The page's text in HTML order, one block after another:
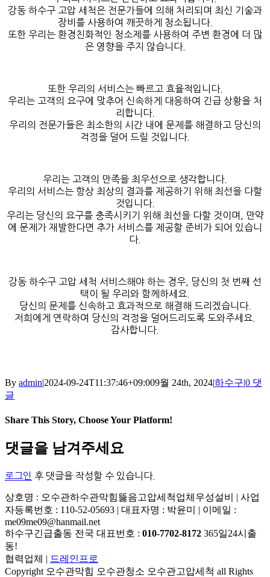
강동 하수구 고압 세척은 전문가들에 의해 처리되며 최신 기술과
장비를 사용하여 깨끗하게 청소됩니다.
또한 우리는 환경친화적인 청소제를 사용하여 주변 환경에 더 많
은 영향을 주지 않습니다.
또한 우리의 서비스는 빠르고 효율적입니다.
우리는 고객의 요구에 맞추어 신속하게 대응하여 긴급 상황을 처
리합니다.
우리의 전문가들은 최소한의 시간 내에 문제를 해결하고 당신의
걱정을 덜어 드릴 것입니다.
우리는 고객의 만족을 최우선으로 생각합니다.
우리의 서비스는 항상 최상의 결과를 제공하기 위해 최선을 다할
것입니다.
우리는 당신의 요구를 충족시키기 위해 최선을 다할 것이며, 만약
에 문제가 재발한다면 추가 서비스를 제공할 준비가 되어 있습니
다.
강동 하수구 고압 세척 서비스해야 하는 경우, 당신의 첫 번째 선
택이 될 우리와 함께하세요.
당신의 문제를 신속하고 효과적으로 해결해 드리겠습니다.
저희에게 연락하여 당신의 걱정을 덜어드리도록 도와주세요.
감사합니다.
By admin|2024-09-24T11:37:46+09:009월 24th, 2024|하수구|0 댓
글
Share This Story, Choose Your Platform!
Facebook
X
Reddit
LinkedIn
Tumblr
Pinterest
Vk
이
메
댓글을 남겨주세요
로그인 후 댓글을 작성할 수 있습니다.
상호명 : 오수관하수관막힘뚫음고압세척업체우성설비 | 사업
자등록번호 : 110-52-05693 | 대표자명 : 박윤미 | 이메일 :
me09me09@hanmail.net
하수구긴급출동 전국 대표번호 : 010-7702-8172 365일24시출
동!
협력업체 | 드레인프로
Copyright 오수관막힘 오수관청소 오수관고압세척 all Rights